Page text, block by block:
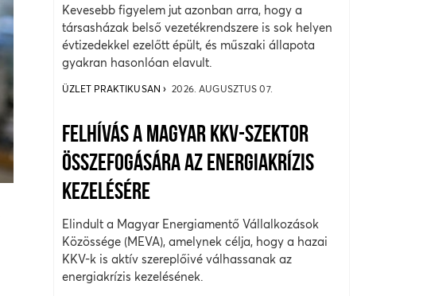
Kevesebb figyelem jut azonban arra, hogy a
társasházak belső vezetékrendszere is sok helyen
évtizedekkel ezelőtt épült, és műszaki állapota
gyakran hasonlóan elavult.
ÜZLET PRAKTIKUSAN 2026. AUGUSZTUS 07.
FELHÍVÁS A MAGYAR KKV-SZEKTOR
ÖSSZEFOGÁSÁRA AZ ENERGIAKRÍZIS
KEZELÉSÉRE
Elindult a Magyar Energiamentő Vállalkozások
Közössége (MEVA), amelynek célja, hogy a hazai
KKV-k is aktív szereplőivé válhassanak az
energiakrízis kezelésének.